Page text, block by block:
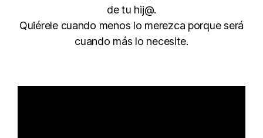
de tu hij@.
Quiérele cuando menos lo merezca porque será
cuando más lo necesite.